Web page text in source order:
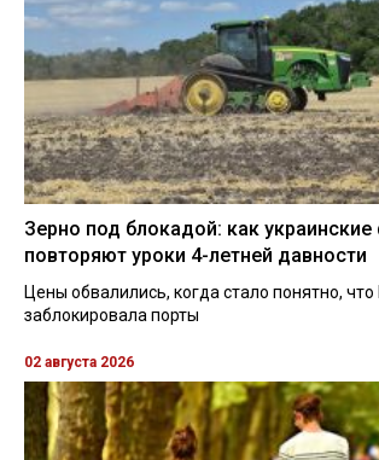
Зерно под блокадой: как
повторяют уроки 4-летней давности
Цены обвалились, когда стало понятно, что
заблокировала порты
02 августа 2026